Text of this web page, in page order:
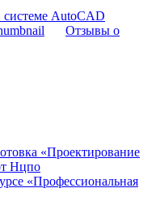
системе AutoCAD
Отзывы о
«Проектирование
Нцпо
«Профессиональная